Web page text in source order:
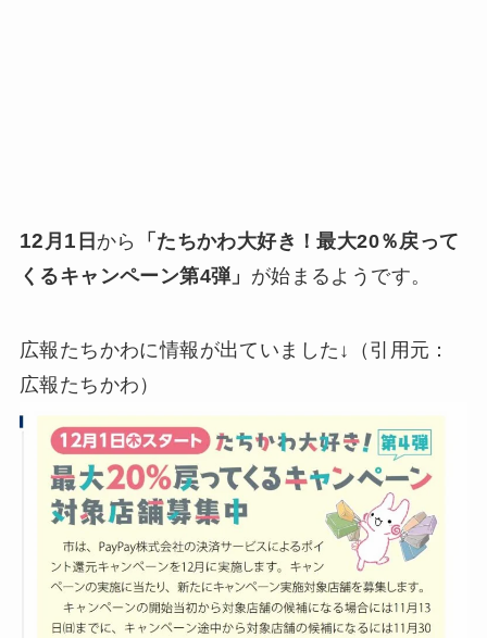
12 月 1 日 から
「たちかわ大好き！最大20％戻って
くるキャンペーン第4弾」 が始まるようです。
広報たちかわに情報が出ていました↓（引用元：
広報たちかわ）